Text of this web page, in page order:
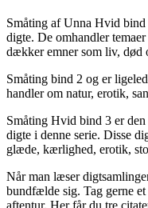
Småting af Unna Hvid
digte. De omhandler
dækker emner som liv, død
Småting bind 2 og er
handler om natur, erotik,
Småting Hvid bind 3 er
digte i denne serie. Disse
glæde, kærlighed, erotik,
Når man læser
bundfælde sig. Tag gerne
aftentur. Her får du tre